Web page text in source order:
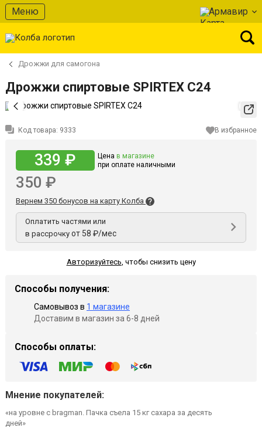
Меню Армавир
Дрожжи для самогона
Дрожжи спиртовые SPIRTEX C24
Код товара: 9333 В избранное
339 ₽ Цена в магазине
при оплате наличными
350 ₽
Вернем 350 бонусов на карту Колба
Оплатить частями или
в рассрочку от 58 ₽/мес
Авторизуйтесь, чтобы снизить цену
Способы получения:
Самовывоз в 1 магазине
Доставим в магазин за 6-8 дней
Способы оплаты:
Мнение покупателей:
«на уровне с bragman. Пачка съела 15 кг сахара за десять
дней»